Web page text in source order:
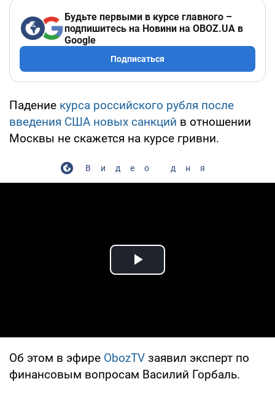
Будьте первыми в курсе главного –
подпишитесь на Новини на OBOZ.UA в
Google
Подписаться
Падение курса российского рубля после
введения США новых санкций в отношении
Москвы не скажется на курсе гривни.
Видео дня
Play Video
Об этом в эфире ObozTV заявил эксперт по
финансовым вопросам Василий Горбаль.